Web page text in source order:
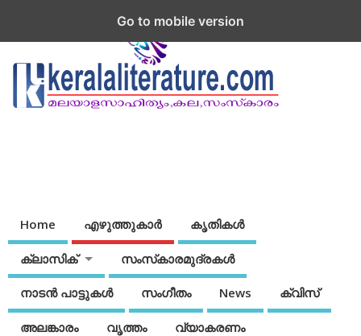
Home എഴുത്തുകാര്‍ കൃതികൾ
ക്ലാസിക് സംസ്‌കാരമുദ്രകള്‍
നാടന്‍ പാട്ടുകള്‍ സംഗീതം News ക്വിസ്
അലങ്കാരം വൃത്തം വ്യാകരണം
Go to mobile version